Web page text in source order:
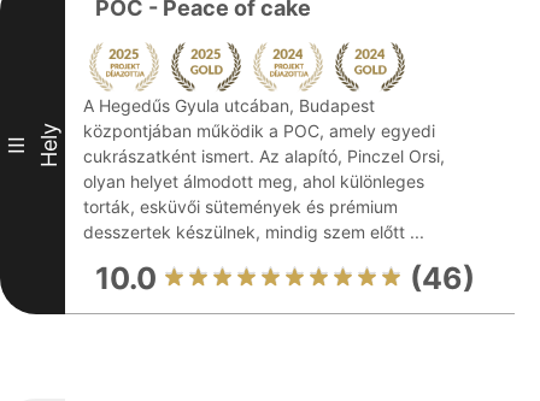
III Hely
POC - Peace of cake
A Hegedűs Gyula utcában, Budapest
központjában működik a POC, amely egyedi
cukrászatként ismert. Az alapító, Pinczel Orsi,
olyan helyet álmodott meg, ahol különleges
torták, esküvői sütemények és prémium
desszertek készülnek, mindig szem előtt ...
10.0 (46)